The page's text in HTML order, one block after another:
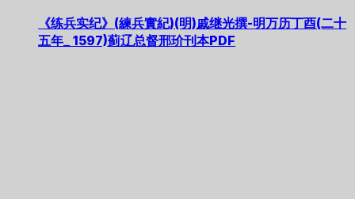
《练兵实纪》(練兵實紀)(明)戚继光撰-明万历丁酉(二十
五年_ 1597)蓟辽总督邢玠刊本PDF